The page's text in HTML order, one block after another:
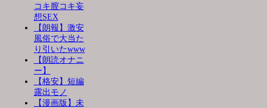
コキ膣コキ妄
想SEX
【朗報】激安
風俗で大当た
り引いたwww
【朗読オナニ
ー】
【格安】短編
露出モノ
【漫画版】未